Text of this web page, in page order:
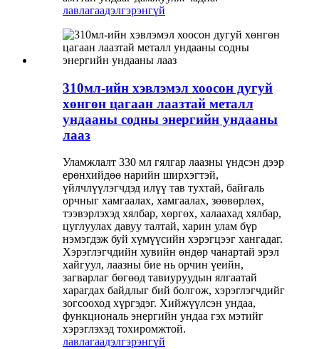
лавлагаадэлгэрэнгүй
310мл-ийн хэвлэмэл хоосон дугуй
хөнгөн цагаан лаазтай металл
ундааны содны энергийн ундааны
лааз
Уламжлалт 330 мл гялгар лаазны үндсэн дээр
ерөнхийдөө нарийн ширхэгтэй,
үйлчлүүлэгчдэд илүү тав тухтай, байгаль
орчныг хамгаалах, хамгаалах, зөөвөрлөх,
тээвэрлэхэд хялбар, хөргөх, халаахад хялбар,
цуглуулах давуу талтай, харин улам бүр
нэмэгдэж буй хүмүүсийн хэрэгцээг хангадаг.
Хэрэглэгчдийн хувийн өндөр чанартай эрэл
хайгуул, лаазны бие нь орчин үеийн,
загварлаг бөгөөд тавиуруудын ялгаатай
харагдах байдлыг бий болгож, хэрэглэгчдийг
зогсооход хүргэдэг. Хийжүүлсэн ундаа,
функциональ энергийн ундаа гэх мэтийг
хэрэглэхэд тохиромжтой.
лавлагаадэлгэрэнгүй